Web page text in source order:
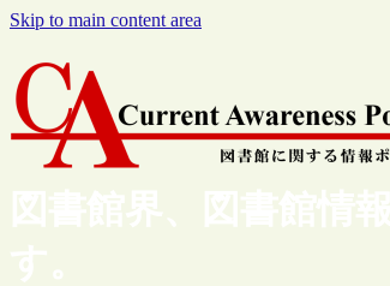
Skip to main content area
図書館界、図書館情
す。